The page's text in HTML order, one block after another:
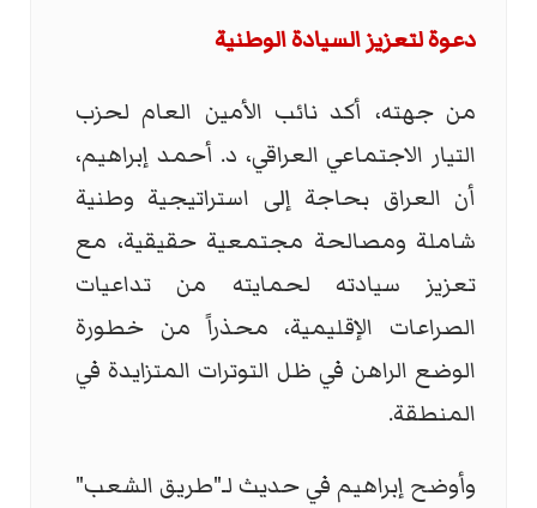
دعوة لتعزيز السيادة الوطنية
من جهته، أكد نائب الأمين العام لحزب
التيار الاجتماعي العراقي، د. أحمد إبراهيم،
أن العراق بحاجة إلى استراتيجية وطنية
شاملة ومصالحة مجتمعية حقيقية، مع
تعزيز سيادته لحمايته من تداعيات
الصراعات الإقليمية، محذراً من خطورة
الوضع الراهن في ظل التوترات المتزايدة في
المنطقة.
وأوضح إبراهيم في حديث لـ"طريق الشعب"